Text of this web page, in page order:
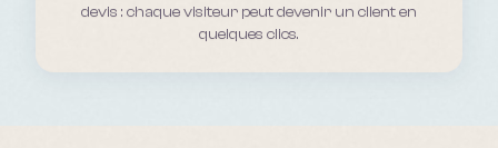
devis : chaque visiteur peut devenir un client en
quelques clics.